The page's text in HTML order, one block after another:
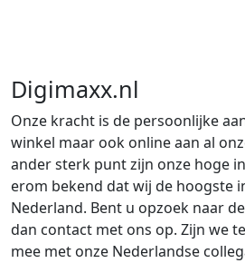
Digimaxx.nl
Onze kracht is de persoonlijke
winkel maar ook online aan al
ander sterk punt zijn onze hoge
erom bekend dat wij de hoogste
Nederland. Bent u opzoek naar
dan contact met ons op. Zijn we
mee met onze Nederlandse